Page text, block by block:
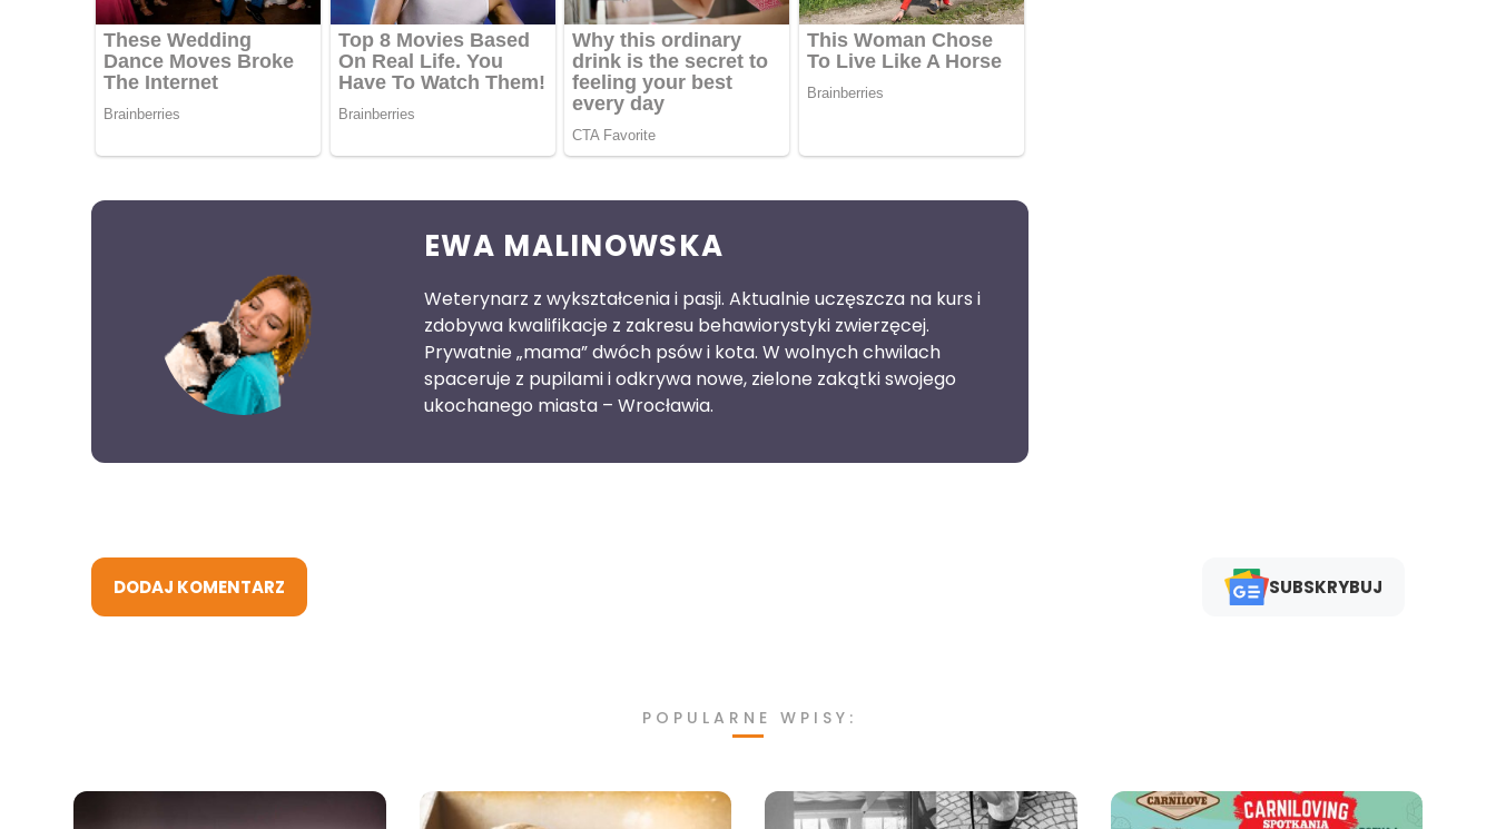
EWA MALINOWSKA
Weterynarz z wykształcenia i pasji. Aktualnie uczęszcza na kurs i
zdobywa kwalifikacje z zakresu behawiorystyki zwierzęcej.
Prywatnie „mama” dwóch psów i kota. W wolnych chwilach
spaceruje z pupilami i odkrywa nowe, zielone zakątki swojego
ukochanego miasta – Wrocławia.
DODAJ KOMENTARZ SUBSKRYBUJ
POPULARNE WPISY: